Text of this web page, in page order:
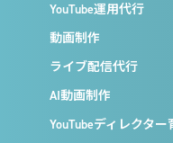
YouTube運用代行
動画制作
ライブ配信代行
AI動画制作
YouTubeディレクター